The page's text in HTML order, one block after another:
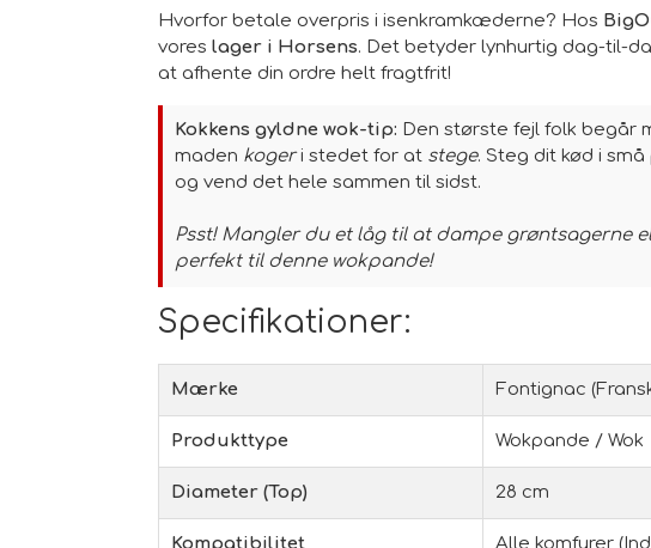
Hvorfor betale overpris i isenkramkæderne? Hos
vores lager i Horsens. Det betyder lynhurtig dag-til-
at afhente din ordre helt fragtfrit!
Kokkens gyldne wok-tip: Den største fejl folk begår
maden kogeri stedet for at stege. Steg dit kød i
og vend det hele sammen til sidst.
Psst! Mangler du et låg til at dampe grøntsagerne
perfekt til denne wokpande!
Specifikationer:
Mærke Fontignac
Produkttype Wokpande / Wok
Diameter (Top) 28 cm
Kompatibilitet Alle komfurer